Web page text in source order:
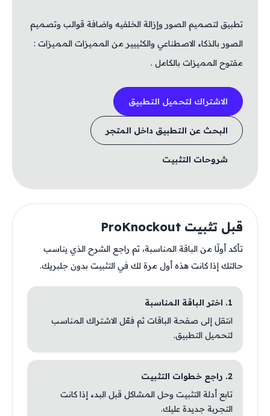
تطبيق لتصميم الصور وإزالة الخلفيه واضافة قوالب وتصميم
الصور بالذكاء الاصطناعي والكثييير من المميزات المميزات :
مفتوح المميزات بالكامل .
الاشتراك لتحميل التطبيق
البحث عن التطبيق داخل المتجر
شروحات التثبيت
قبل تثبيت ProKnockout
تأكد أولًا من الباقة المناسبة، ثم راجع الشرح الذي يناسب
حالتك إذا كانت هذه أول مرة لك في التثبيت بدون جلبريك.
1. اختر الباقة المناسبة
انتقل إلى صفحة الباقات ثم فعّل الاشتراك المناسب
لتحميل التطبيق.
2. راجع خطوات التثبيت
تابع أدلة التثبيت وحل المشاكل قبل البدء إذا كانت
التجربة جديدة عليك.